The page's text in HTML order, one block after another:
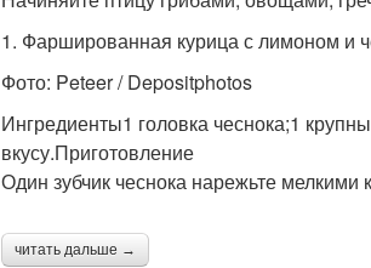
1. Фаршированная курица с лимоном и
Фото: Peteer / Depositphotos
Ингредиенты1 головка чеснока;1
вкусу.Приготовление
Один зубчик чеснока нарежьте
читать дальше →